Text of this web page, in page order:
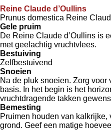
Reine Claude d’Oullins
Prunus domestica Reine
Gele pruim
De Reine Claude d’Oullins is
met geelachtig vruchtvlees.
Bestuiving
Zelfbestuivend
Snoeien
Na de pluk snoeien. Zorg
basis. In het begin is het
vruchtdragende takken
Bemesting
Pruimen houden van kalkrijke,
grond. Geef een matige